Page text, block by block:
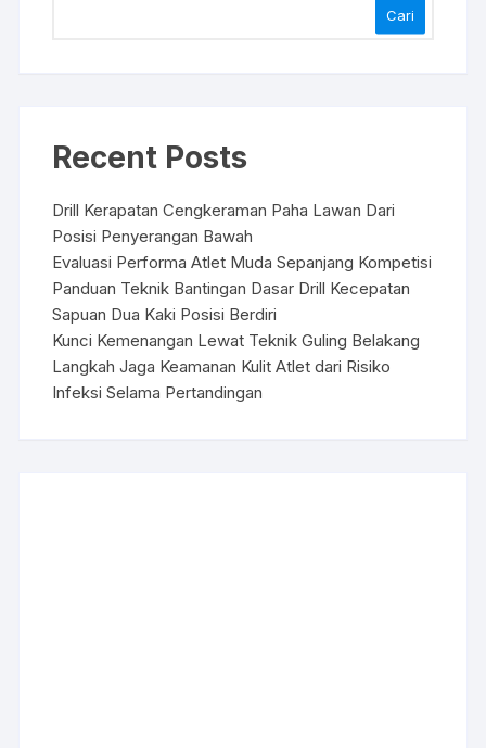
Cari
Recent Posts
Drill Kerapatan Cengkeraman Paha Lawan Dari
Posisi Penyerangan Bawah
Evaluasi Performa Atlet Muda Sepanjang Kompetisi
Panduan Teknik Bantingan Dasar Drill Kecepatan
Sapuan Dua Kaki Posisi Berdiri
Kunci Kemenangan Lewat Teknik Guling Belakang
Langkah Jaga Keamanan Kulit Atlet dari Risiko
Infeksi Selama Pertandingan